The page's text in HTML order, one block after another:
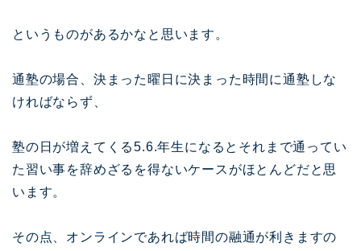
というものがあるかなと思います。
通塾の場合、決まった曜日に決まった時間に通塾しな
ければならず、
塾の日が増えてくる5.6.年生になるとそれまで通ってい
た習い事を辞めざるを得ないケースがほとんどだと思
います。
その点、オンラインであれば時間の融通が利きますの